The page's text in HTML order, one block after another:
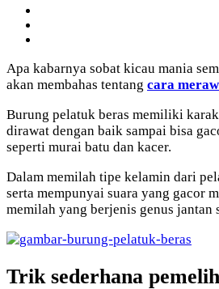
Apa kabarnya sobat kicau mania
akan membahas tentang cara
Burung pelatuk beras memiliki
dirawat dengan baik sampai bisa
seperti murai batu dan kacer.
Dalam memilah tipe kelamin dari
serta mempunyai suara yang gacor
memilah yang berjenis genus jantan
Trik sederhana